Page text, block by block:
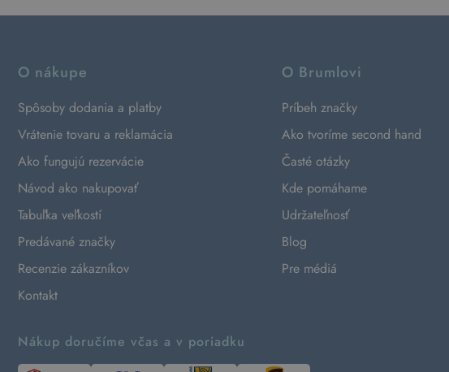
O nákupe
Spôsoby dodania a platby
Vrátenie tovaru a reklamácia
Ako fungujú rezervácie
Návod ako nakupovať
Tabuľka veľkostí
Predávané značky
Recenzie zákazníkov
Kontakt
O Brumlovi
Príbeh značky
Ako tvoríme second hand
Časté otázky
Kde pomáhame
Udržateľnosť
Blog
Pre médiá
Nákup doručíme včas a v poriadku